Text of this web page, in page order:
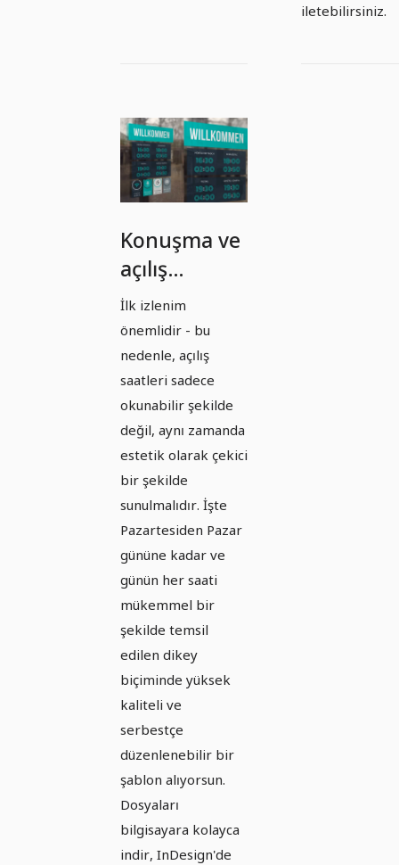
iletebilirsiniz.
Konuşma ve
açılış
saatlerini
asma
şablonları
dikey
formatta -
Sürüm 3
İlk izlenim
önemlidir - bu
nedenle, açılış
saatleri sadece
okunabilir şekilde
değil, aynı zamanda
estetik olarak çekici
bir şekilde
sunulmalıdır. İşte
Pazartesiden Pazar
gününe kadar ve
günün her saati
mükemmel bir
şekilde temsil
edilen dikey
biçiminde yüksek
kaliteli ve
serbestçe
düzenlenebilir bir
şablon alıyorsun.
Dosyaları
bilgisayara kolayca
indir, InDesign'de